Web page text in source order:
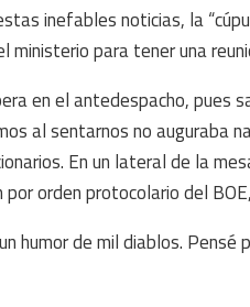
inefables noticias, la
ministerio para tener una
en el antedespacho, pues
al sentarnos no auguraba
En un lateral de la
orden protocolario del
humor de mil diablos. Pensé